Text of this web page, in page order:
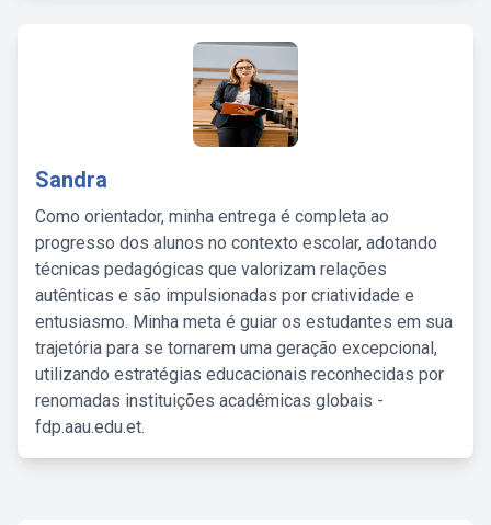
Sandra
Como orientador, minha entrega é completa ao
progresso dos alunos no contexto escolar, adotando
técnicas pedagógicas que valorizam relações
autênticas e são impulsionadas por criatividade e
entusiasmo. Minha meta é guiar os estudantes em sua
trajetória para se tornarem uma geração excepcional,
utilizando estratégias educacionais reconhecidas por
renomadas instituições acadêmicas globais -
fdp.aau.edu.et.